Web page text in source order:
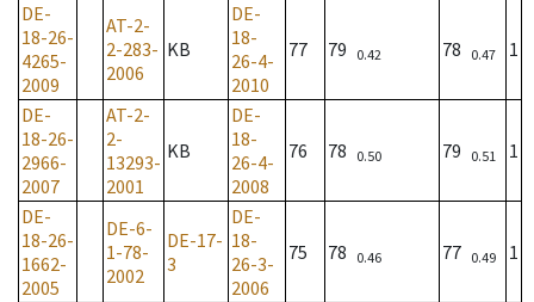
DE-
18-26-
4265-
2009
AT-2-
2-283-
2006
KB
DE-
18-
26-4-
2010
77 79 0.42 78 0.47 1
DE-
18-26-
2966-
2007
AT-2-
2-
13293-
2001
KB
DE-
18-
26-4-
2008
76 78 0.50 79 0.51 1
DE-
18-26-
1662-
2005
DE-6-
1-78-
2002
DE-17-
3
DE-
18-
26-3-
2006
75 78 0.46 77 0.49 1